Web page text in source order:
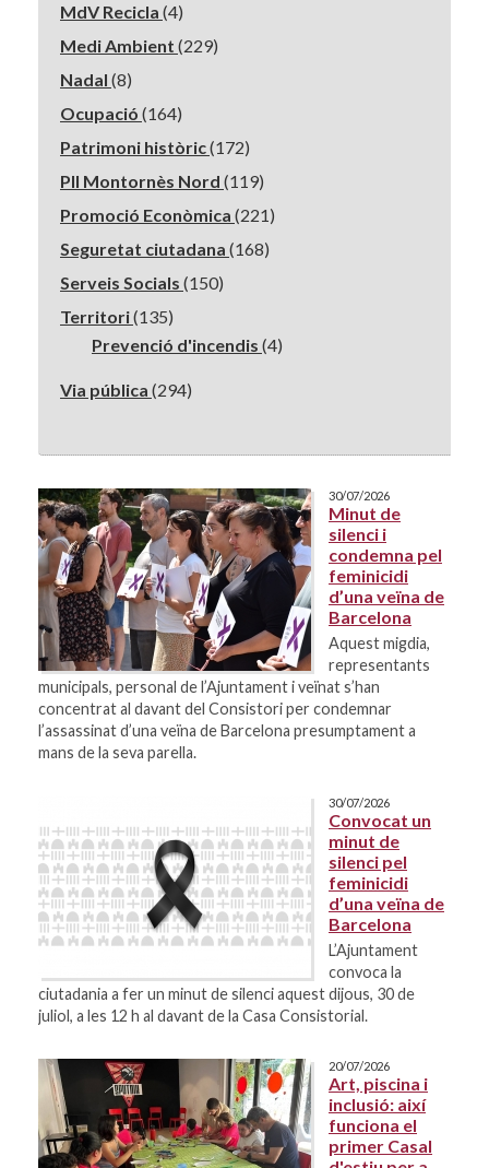
MdV Recicla (4)
Medi Ambient (229)
Nadal (8)
Ocupació (164)
Patrimoni històric(172)
PII Montornès Nord (119)
Promoció Econòmica (221)
Seguretat ciutadana (168)
Serveis Socials (150)
Territori(135)
Prevenció d'incendis (4)
Via pública (294)
30/07/2026
Minut de
silenci i
condemna pel
feminicidi
d’una veïna de
Barcelona
Aquest migdia,
representants
municipals, personal de l’Ajuntament i veïnat s’han
concentrat al davant del Consistori per condemnar
l’assassinat d’una veïna de Barcelona presumptament a
mans de la seva parella.
30/07/2026
Convocat un
minut de
silenci pel
feminicidi
d’una veïna de
Barcelona
L’Ajuntament
convoca la
ciutadania a fer un minut de silenci aquest dijous, 30 de
juliol, a les 12 h al davant de la Casa Consistorial.
20/07/2026
Art, piscina i
inclusió: així
funciona el
primer Casal